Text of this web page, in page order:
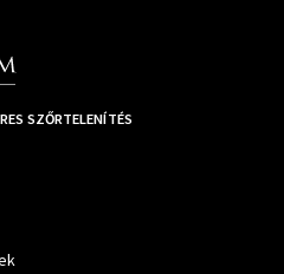
SZŐRTELENÍTÉS